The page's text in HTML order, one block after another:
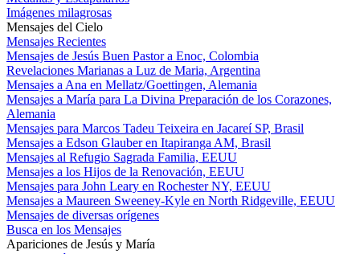
Imágenes milagrosas
Mensajes del Cielo
Mensajes Recientes
Mensajes de Jesús Buen Pastor a Enoc, Colombia
Revelaciones Marianas a Luz de Maria, Argentina
Mensajes a Ana en Mellatz/Goettingen, Alemania
Mensajes a María para La Divina Preparación de los Corazones,
Alemania
Mensajes para Marcos Tadeu Teixeira en Jacareí SP, Brasil
Mensajes a Edson Glauber en Itapiranga AM, Brasil
Mensajes al Refugio Sagrada Familia, EEUU
Mensajes a los Hijos de la Renovación, EEUU
Mensajes para John Leary en Rochester NY, EEUU
Mensajes a Maureen Sweeney-Kyle en North Ridgeville, EEUU
Mensajes de diversas orígenes
Busca en los Mensajes
Apariciones de Jesús y María